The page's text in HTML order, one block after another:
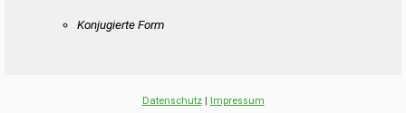
Konjugierte Form
Datenschutz| Impressum